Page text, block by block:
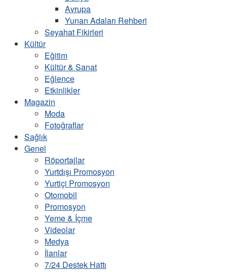
Avrupa
Yunan Adaları Rehberi
Seyahat Fikirleri
Kültür
Eğitim
Kültür & Sanat
Eğlence
Etkinlikler
Magazin
Moda
Fotoğraflar
Sağlık
Genel
Röportajlar
Yurtdışı Promosyon
Yurtiçi Promosyon
Otomobil
Promosyon
Yeme & İçme
Videolar
Medya
İlanlar
7/24 Destek Hattı